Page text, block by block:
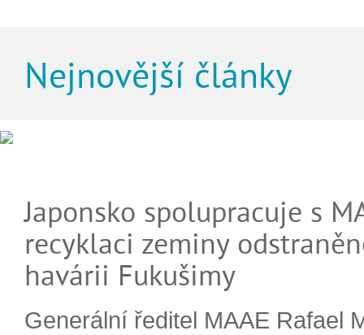
Nejnovější články
Japonsko spolupracuje s
recyklaci zeminy
havárii Fukušimy
Generální ředitel MAAE Rafael